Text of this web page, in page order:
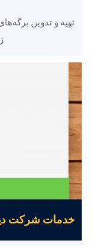
تهیه و تدوین
زیر
خدمات شرکت